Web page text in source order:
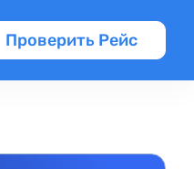
Проверить Рейс